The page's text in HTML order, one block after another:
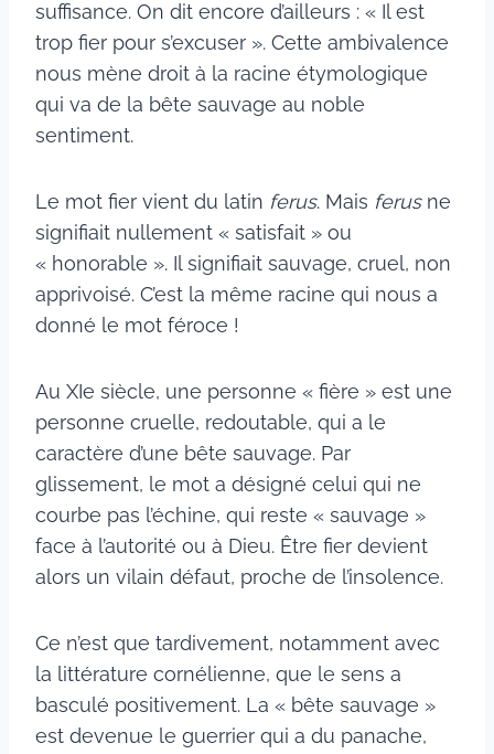
suffisance. On dit encore d’ailleurs : « Il est
trop fier pour s’excuser ». Cette ambivalence
nous mène droit à la racine étymologique
qui va de la bête sauvage au noble
sentiment.
Le mot fier vient du latin ferus. Mais ferusne
signifiait nullement « satisfait » ou
« honorable ». Il signifiait sauvage, cruel, non
apprivoisé. C’est la même racine qui nous a
donné le mot féroce !
Au XIe siècle, une personne « fière » est une
personne cruelle, redoutable, qui a le
caractère d’une bête sauvage. Par
glissement, le mot a désigné celui qui ne
courbe pas l’échine, qui reste « sauvage »
face à l’autorité ou à Dieu. Être fier devient
alors un vilain défaut, proche de l’insolence.
Ce n’est que tardivement, notamment avec
la littérature cornélienne, que le sens a
basculé positivement. La « bête sauvage »
est devenue le guerrier qui a du panache,